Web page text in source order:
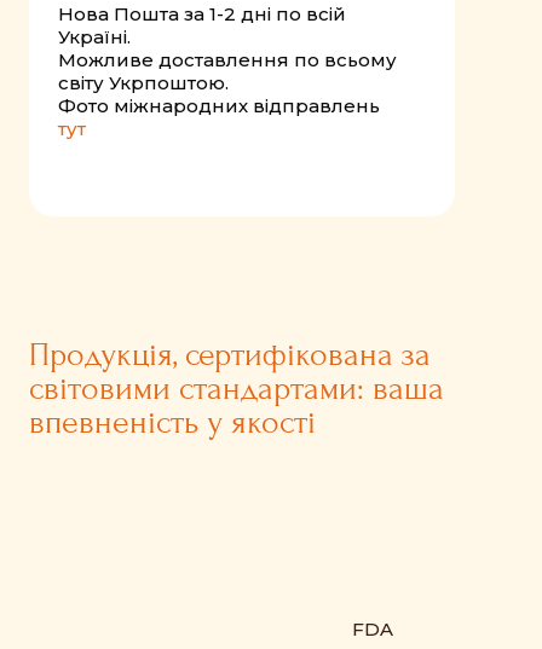
Нова Пошта за 1-2 дні по всій
Україні.
Можливе доставлення по всьому
світу Укрпоштою.
Фото міжнародних відправлень
тут
FDA
Продукція, сертифікована за
світовими стандартами: ваша
впевненість у якості